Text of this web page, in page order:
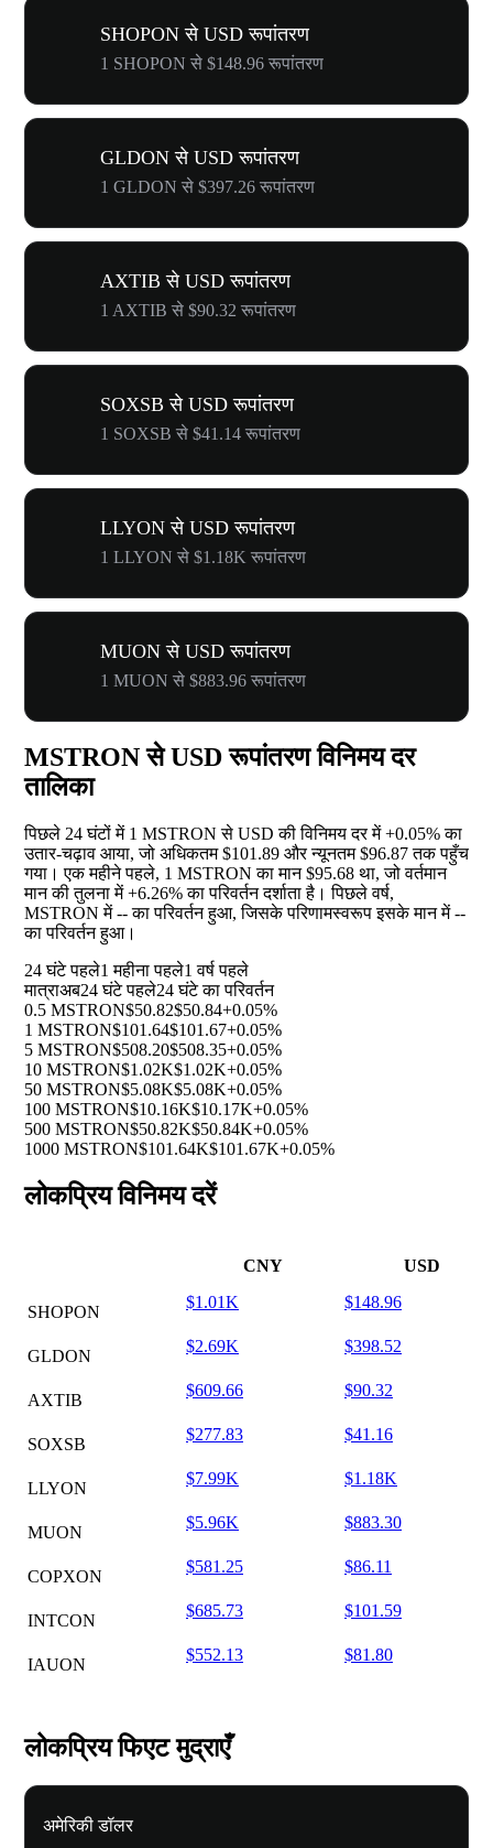
SHOPON से USD रूपांतरण
1 SHOPON से $148.96 रूपांतरण
GLDON से USD रूपांतरण
1 GLDON से $397.26 रूपांतरण
AXTIB से USD रूपांतरण
1 AXTIB से $90.32 रूपांतरण
SOXSB से USD रूपांतरण
1 SOXSB से $41.14 रूपांतरण
LLYON से USD रूपांतरण
1 LLYON से $1.18K रूपांतरण
MUON से USD रूपांतरण
1 MUON से $883.96 रूपांतरण
MSTRON से USD रूपांतरण विनिमय दर
तालिका
पिछले 24 घंटों में 1 MSTRON से USD की विनिमय दर में+0.05%का
उतार-चढ़ाव आया, जो अधिकतम $101.89 और न्यूनतम $96.87 तक पहुँच
गया। एक महीने पहले, 1 MSTRON का मान $95.68 था, जो वर्तमान
मान की तुलना में+6.26%का परिवर्तन दर्शाता है। पिछले वर्ष,
MSTRON में--का परिवर्तन हुआ, जिसके परिणामस्वरूप इसके मान में--
का परिवर्तन हुआ।
24 घंटे पहले1 महीना पहले1 वर्ष पहले
मात्राअब24 घंटे पहले24 घंटे का परिवर्तन
0.5 MSTRON$50.82$50.84+0.05%
1 MSTRON$101.64$101.67+0.05%
5 MSTRON$508.20$508.35+0.05%
10 MSTRON$1.02K$1.02K+0.05%
50 MSTRON$5.08K$5.08K+0.05%
100 MSTRON$10.16K$10.17K+0.05%
500 MSTRON$50.82K$50.84K+0.05%
1000 MSTRON$101.64K$101.67K+0.05%
लोकप्रिय विनिमय दरें
CNY USD
SHOPON
$1.01K $148.96
GLDON
$2.69K $398.52
AXTIB
$609.66 $90.32
SOXSB
$277.83 $41.16
LLYON
$7.99K $1.18K
MUON
$5.96K $883.30
COPXON
$581.25 $86.11
INTCON
$685.73 $101.59
IAUON
$552.13 $81.80
लोकप्रिय फिएट मुद्राएँ
अमेरिकी डॉलर